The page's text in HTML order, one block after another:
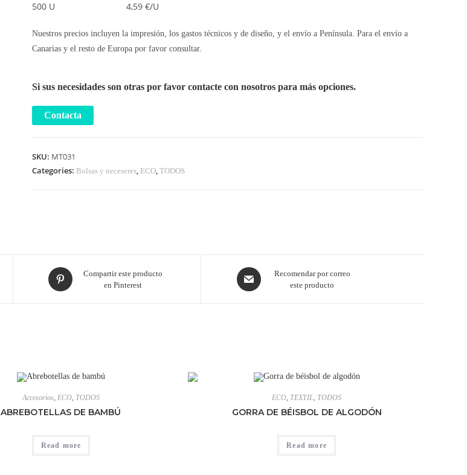
500 U
4,59 €/U
Nuestros precios incluyen la impresión, los gastos técnicos y de diseño, y el envío a Península. Para el envío a
Canarias y el resto de Europa por favor consultar.
Si sus necesidades son otras por favor contacte con nosotros para más opciones.
SKU: MT031
Categories: Bolsas y neceseres, ECO, TODOS
Compartir este producto
en Pinterest
Recomendar por correo
este producto
Accesorios, ECO, TODOS
ABREBOTELLAS DE BAMBÚ
Read more
ECO, TEXTIL, TODOS
GORRA DE BÉISBOL DE ALGODÓN
Read more